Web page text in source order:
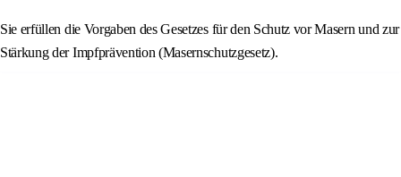
Sie erfüllen die Vorgaben des Gesetzes für den Schutz vor Masern und zur
Stärkung der Impfprävention (Masernschutzgesetz).